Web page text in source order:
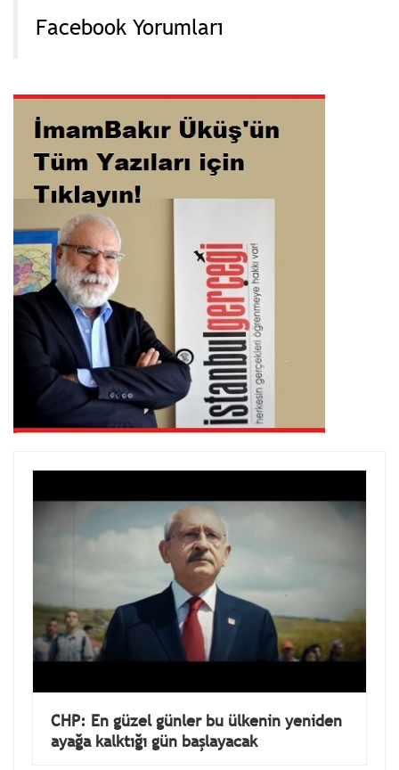
Facebook Yorumları
CHP: En güzel günler bu ülkenin yeniden
ayağa kalktığı gün başlayacak